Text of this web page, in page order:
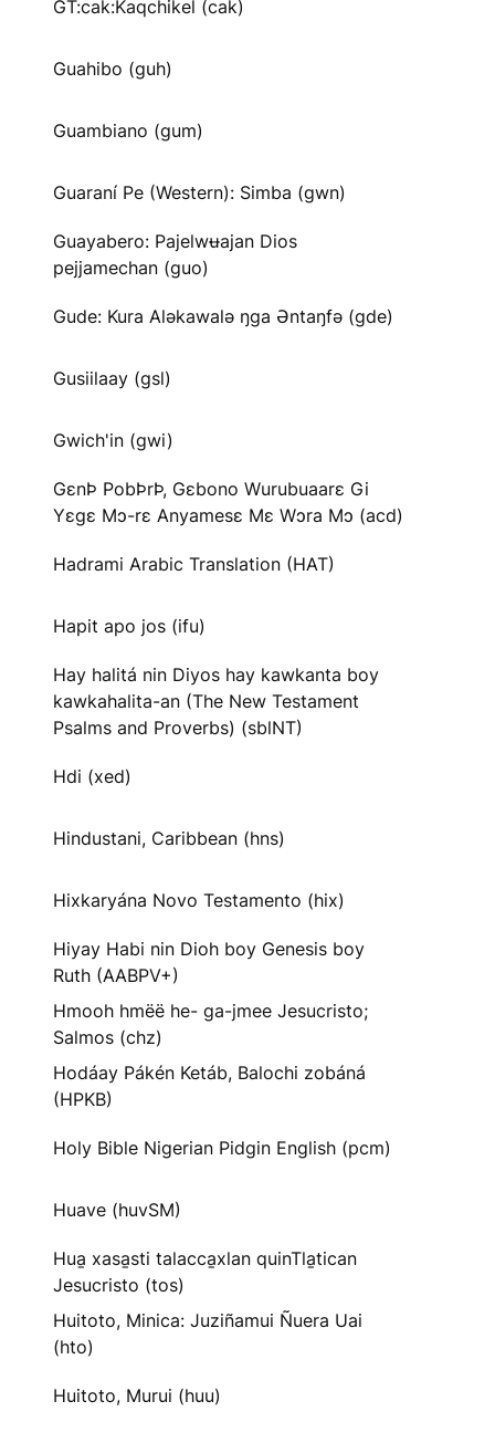
GT:cak:Kaqchikel (cak)
Guahibo (guh)
Guambiano (gum)
Guaraní Pe (Western): Simba (gwn)
Guayabero: Pajelwʉajan Dios
pejjamechan (guo)
Gude: Kura Aləkawalə ŋga Əntaŋfə (gde)
Gusiilaay (gsl)
Gwich'in (gwi)
GɛnÞ PobÞrÞ, Gɛbono Wurubuaarɛ Gi
Yɛgɛ Mɔ-rɛ Anyamesɛ Mɛ Wɔra Mɔ (acd)
Hadrami Arabic Translation (HAT)
Hapit apo jos (ifu)
Hay halitá nin Diyos hay kawkanta boy
kawkahalita-an (The New Testament
Psalms and Proverbs) (sblNT)
Hdi (xed)
Hindustani, Caribbean (hns)
Hixkaryána Novo Testamento (hix)
Hiyay Habi nin Dioh boy Genesis boy
Ruth (AABPV+)
Hmooh hmëë he- ga-jmee Jesucristo;
Salmos (chz)
Hodáay Pákén Ketáb, Balochi zobáná
(HPKB)
Holy Bible Nigerian Pidgin English (pcm)
Huave (huvSM)
Hua̱ xasa̱sti talacca̱xlan quinTla̱tican
Jesucristo (tos)
Huitoto, Minica: Juziñamui Ñuera Uai
(hto)
Huitoto, Murui (huu)